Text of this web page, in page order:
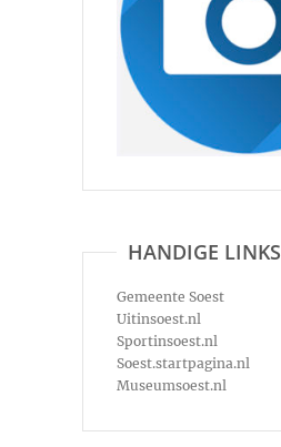
HANDIGE LINKS
Gemeente Soest
Uitinsoest.nl
Sportinsoest.nl
Soest.startpagina.nl
Museumsoest.nl